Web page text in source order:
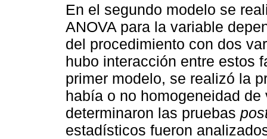
En el segundo modelo se
ANOVA para la variable
del procedimiento con dos
hubo interacción entre estos
primer modelo, se realizó la
había o no homogeneidad
determinaron las pruebas
estadísticos fueron